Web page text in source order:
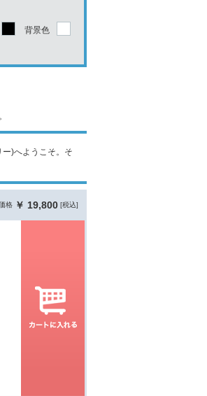
背景色
)へようこそ。そ
格 ￥ 19,800 [税込]